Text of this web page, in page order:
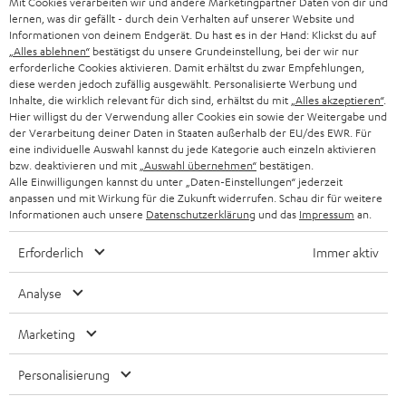
SMART HOME
BLUETOOTH-LAUTSPRECHER
KOPFHÖRER
BLUETOOTH-KOPFHÖRER
STEREOANLAGEN
LAUTSPRECHER
ULTIMA-SERIE
IN-EAR-KOPFHÖRER
FANSHOP
NEUHEITEN
GESCHÄFTSKUNDEN
PARTNERPROGRAMM
BLOG
NEWSLETTER
STORES
DEINE VORTEILE BEI TEUFEL
UNSER MANAGEMENT
NACHHALTIGKEIT
UNSERE WERTE
ÖSTERREICH
SCHWEIZ
NIEDERLANDE
BELGIEN
FRANKREICH
POLEN
SPANIEN
ITALIEN
Technische Änderungen, Tippfehler und Irrtum vorbehalten. Das auf unseren
Fotos abgebildete Zubehör ist nicht im Lieferumfang enthalten. Etwaige
lernen, was dir gefällt - durch dein Verhalten auf unserer Website und
Informationen von deinem Endgerät. Du hast es in der Hand: Klickst du auf
„Alles ablehnen“ bestätigst du unsere Grundeinstellung, bei der wir nur
erforderliche Cookies aktivieren. Damit erhältst du zwar Empfehlungen,
diese werden jedoch zufällig ausgewählt. Personalisierte Werbung und
Inhalte, die wirklich relevant für dich sind, erhältst du mit „Alles akzeptieren“.
Hier willigst du der Verwendung aller Cookies ein sowie der Weitergabe und
der Verarbeitung deiner Daten in Staaten außerhalb der EU/des EWR. Für
eine individuelle Auswahl kannst du jede Kategorie auch einzeln aktivieren
bzw. deaktivieren und mit „Auswahl übernehmen“ bestätigen.
Alle Einwilligungen kannst du unter „Daten-Einstellungen“ jederzeit
anpassen und mit Wirkung für die Zukunft widerrufen. Schau dir für weitere
Informationen auch unsere Datenschutzerklärung und das Impressum an.
Erforderlich Immer aktiv
Analyse
Marketing
Personalisierung